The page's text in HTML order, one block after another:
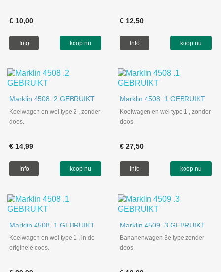
€ 10,00
Info koop nu
€ 12,50
Info koop nu
Marklin 4508 .2 GEBRUIKT
Koelwagen en wel type 2 , zonder
doos.
€ 14,99
Info koop nu
Marklin 4508 .1 GEBRUIKT
Koelwagen en wel type 1 , zonder
doos.
€ 27,50
Info koop nu
Marklin 4508 .1 GEBRUIKT
Koelwagen en wel type 1 , in de
originele doos.
Marklin 4509 .3 GEBRUIKT
Bananenwagen 3e type zonder
doos.